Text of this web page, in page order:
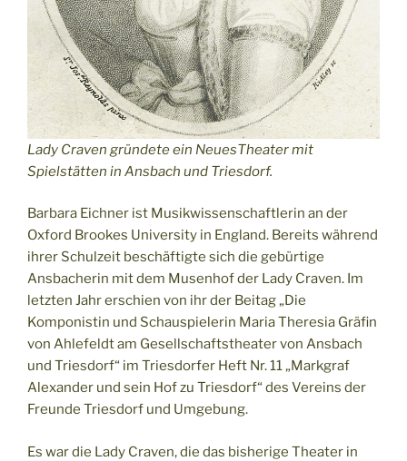
Lady Craven gründete ein NeuesTheater mit
Spielstätten in Ansbach und Triesdorf.
Barbara Eichner ist Musikwissenschaftlerin an der
Oxford Brookes University in England. Bereits während
ihrer Schulzeit beschäftigte sich die gebürtige
Ansbacherin mit dem Musenhof der Lady Craven. Im
letzten Jahr erschien von ihr der Beitag „Die
Komponistin und Schauspielerin Maria Theresia Gräfin
von Ahlefeldt am Gesellschaftstheater von Ansbach
und Triesdorf“ im Triesdorfer Heft Nr. 11 „Markgraf
Alexander und sein Hof zu Triesdorf“ des Vereins der
Freunde Triesdorf und Umgebung.
Es war die Lady Craven, die das bisherige Theater in